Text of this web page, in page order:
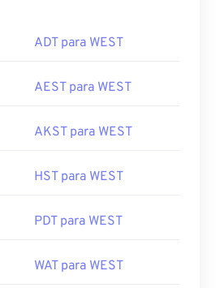
ADT para WEST
AEST para WEST
AKST para WEST
HST para WEST
PDT para WEST
WAT para WEST